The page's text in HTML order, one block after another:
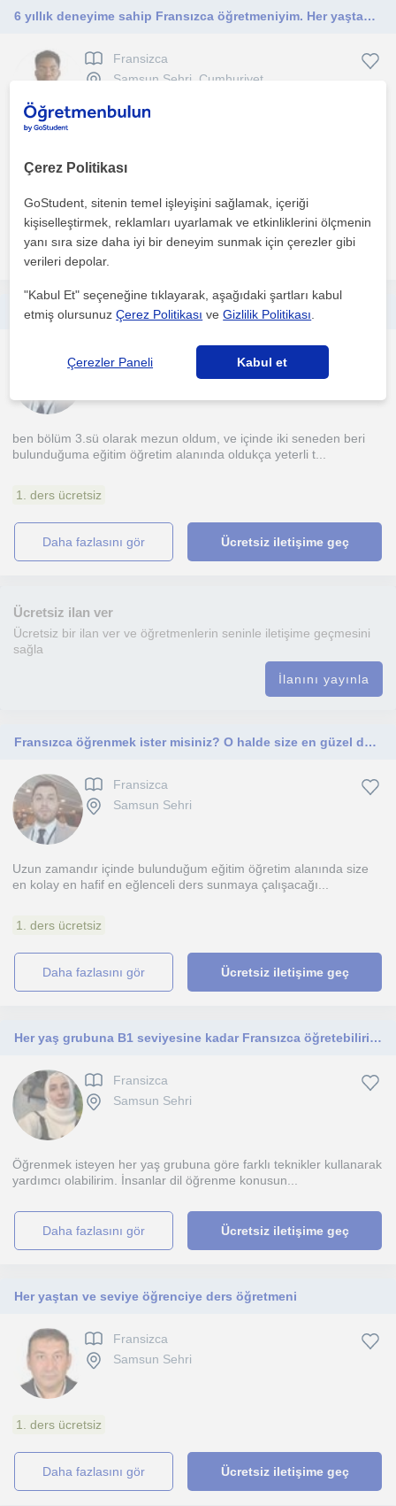
6 yıllık deneyime sahip Fransızca öğretmeniyim. Her yaştan öğrenciye ders veriyorum, ders sonrası ücretsiz notlar sağlıyorum
Fransizca
Samsun Sehri, Cumhuriyet...
1. ders ücretsiz
daha fazlasını gör Ücretsiz iletişime geç
Fransızca özel ders almak ister misin ?
Fransizca
ben bölüm 3.sü olarak mezun oldum, ve içinde iki seneden beri
bulunduğuma eğitim öğretim alanında oldukça yeterli t...
1. ders ücretsiz
daha fazlasını gör Ücretsiz iletişime geç
Ücretsiz ilan ver
Ücretsiz bir ilan ver ve öğretmenlerin seninle iletişime geçmesini
sağla
İlanını yayınla
Fransızca öğrenmek ister misiniz? O halde size en güzel ders planları hazırladım benimle başlamak ister misin?
Fransizca
Samsun Sehri
Uzun zamandır içinde bulunduğum eğitim öğretim alanında size
en kolay en hafif en eğlenceli ders sunmaya çalışacağı...
1. ders ücretsiz
daha fazlasını gör Ücretsiz iletişime geç
Her yaş grubuna B1 seviyesine kadar Fransızca öğretebilirim. Fransızca öğretmenliği bölümünde okuyorum
Fransizca
Samsun Sehri
Öğrenmek isteyen her yaş grubuna göre farklı teknikler kullanarak
yardımcı olabilirim. İnsanlar dil öğrenme konusun...
daha fazlasını gör Ücretsiz iletişime geç
Her yaştan ve seviye öğrenciye ders öğretmeni
Fransizca
Samsun Sehri
1. ders ücretsiz
daha fazlasını gör Ücretsiz iletişime geç
Çerez Politikası
GoStudent, sitenin temel işleyişini sağlamak, içeriği
kişiselleştirmek, reklamları uyarlamak ve etkinliklerini ölçmenin
yanı sıra size daha iyi bir deneyim sunmak için çerezler gibi
verileri depolar.
"Kabul Et" seçeneğine tıklayarak, aşağıdaki şartları kabul
etmiş olursunuzÇerez Politikası veGizlilik Politikası
Çerezler Paneli Kabul et